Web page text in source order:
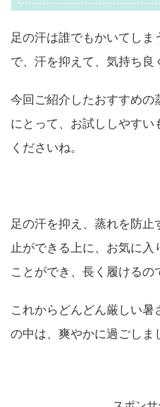
足の汗は誰でもかいてし
で、汗を抑えて、気持ち良
今回ご紹介したおすすめの
にとって、お試ししやすい
くださいね。
足の汗を抑え、蒸れを防
止ができる上に、お気に入
ことができ、長く履けるの
これからどんどん厳しい
の中は、爽やかに過ごしま